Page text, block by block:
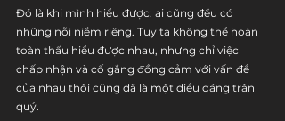
Đó là khi mình hiểu được: ai cũng đều có
những nỗi niềm riêng. Tuy ta không thể hoàn
toàn thấu hiểu được nhau, nhưng chỉ việc
chấp nhận và cố gắng đồng cảm với vấn đề
của nhau thôi cũng đã là một điều đáng trân
quý.